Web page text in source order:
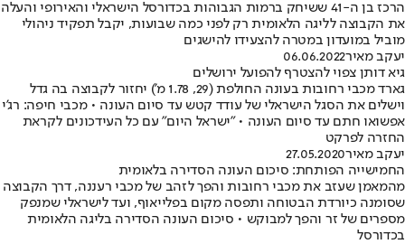
הרכז בן ה-41 ששיחק ברמות הגבוהות בכדורסל הישראלי והאירופי והעלה
את הקבוצה לליגה הלאומית רק לפני כמה שבועות, יקבל תפקיד ניהולי
מוביל במועדון במטרה להצעידו להישגים
יעקב מאיר06.06.2022
גיא דותן צפוי להצטרף להפועל ירושלים
גארד מכבי רחובות בעונה החולפת (29, 1.78 מ') יחזור לקבוצה בה גדל
וישלים את הסגל הישראלי של עודד קטש עד סיום העונה • מכבי חיפה: רג'י
אפשואו חתם עד סיום העונה • "ישראל היום" עם כל העידכונים לקראת
החזרה לפרקט
יעקב מאיר27.05.2020
החמישייה הפותחת: סיכום העונה הסדירה בלאומית
מהמאמן שעזב את מכבי רחובות והפך לזהב של מכבי רעננה, דרך הקבוצה
שסומנה כיורדת הבטוחה ותפסה מקום בפלייאוף, ועד לישראלי שמנפק
מספרים של זר והפך למבוקש • סיכום העונה הסדירה בליגה הלאומית
בכדורסל